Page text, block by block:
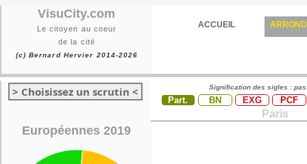
VisuCity.com
Le citoyen au coeur
de la cité
(c) Bernard Hervier 2014-2026
ACCUEIL
> Choisissez un scrutin <
Européennes 2019
Signification des sigles :
Part. BN EXG PCF
Paris